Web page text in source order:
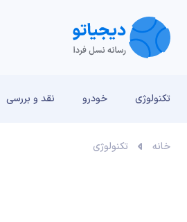
تکنولوژی خودرو نقد و بررسی‌
خانه تکنولوژی